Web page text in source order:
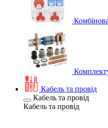
Кабель та провід
Кабель та провід
Кабель та провід